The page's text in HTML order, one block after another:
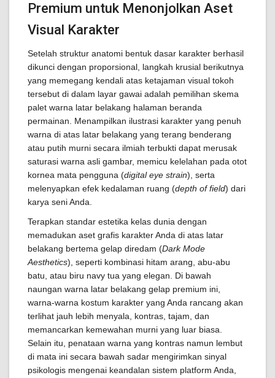
Premium untuk Menonjolkan Aset
Visual Karakter
Setelah struktur anatomi bentuk dasar karakter berhasil
dikunci dengan proporsional, langkah krusial berikutnya
yang memegang kendali atas ketajaman visual tokoh
tersebut di dalam layar gawai adalah pemilihan skema
palet warna latar belakang halaman beranda
permainan. Menampilkan ilustrasi karakter yang penuh
warna di atas latar belakang yang terang benderang
atau putih murni secara ilmiah terbukti dapat merusak
saturasi warna asli gambar, memicu kelelahan pada otot
kornea mata pengguna (digital eye strain), serta
melenyapkan efek kedalaman ruang (depth of field) dari
karya seni Anda.
Terapkan standar estetika kelas dunia dengan
memadukan aset grafis karakter Anda di atas latar
belakang bertema gelap diredam (Dark Mode
Aesthetics), seperti kombinasi hitam arang, abu-abu
batu, atau biru navy tua yang elegan. Di bawah
naungan warna latar belakang gelap premium ini,
warna-warna kostum karakter yang Anda rancang akan
terlihat jauh lebih menyala, kontras, tajam, dan
memancarkan kemewahan murni yang luar biasa.
Selain itu, penataan warna yang kontras namun lembut
di mata ini secara bawah sadar mengirimkan sinyal
psikologis mengenai keandalan sistem platform Anda,